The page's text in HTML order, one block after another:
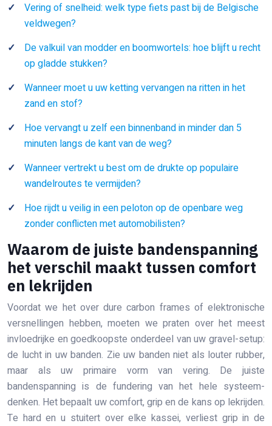
Vering of snelheid: welk type fiets past bij de Belgische
veldwegen?
De valkuil van modder en boomwortels: hoe blijft u recht
op gladde stukken?
Wanneer moet u uw ketting vervangen na ritten in het
zand en stof?
Hoe vervangt u zelf een binnenband in minder dan 5
minuten langs de kant van de weg?
Wanneer vertrekt u best om de drukte op populaire
wandelroutes te vermijden?
Hoe rijdt u veilig in een peloton op de openbare weg
zonder conflicten met automobilisten?
Waarom de juiste bandenspanning
het verschil maakt tussen comfort
en lekrijden
Voordat we het over dure carbon frames of elektronische
versnellingen hebben, moeten we praten over het meest
invloedrijke en goedkoopste onderdeel van uw gravel-setup:
de lucht in uw banden. Zie uw banden niet als louter rubber,
maar als uw primaire vorm van vering. De juiste
bandenspanning is de fundering van het hele systeem-
denken. Het bepaalt uw comfort, grip en de kans op lekrijden.
Te hard en u stuitert over elke kassei, verliest grip in de